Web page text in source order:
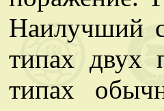
Наилучший
типах двух
типах